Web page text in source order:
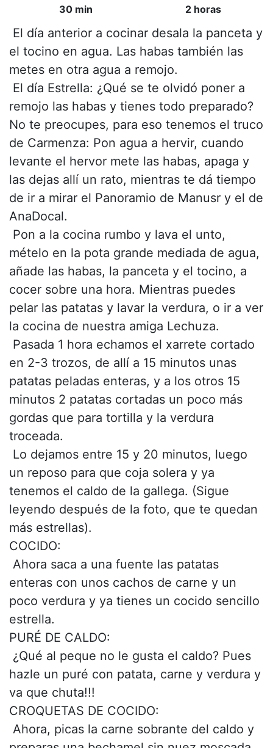
30 min
2 horas
 El día anterior a cocinar desala la panceta y
el tocino en agua. Las habas también las
metes en otra agua a remojo.
 El día Estrella: ¿Qué se te olvidó poner a
remojo las habas y tienes todo preparado?
No te preocupes, para eso tenemos el truco
de Carmenza: Pon agua a hervir, cuando
levante el hervor mete las habas, apaga y
las dejas allí un rato, mientras te dá tiempo
de ir a mirar el Panoramio de Manusr y el de
AnaDocal.
 Pon a la cocina rumbo y lava el unto,
mételo en la pota grande mediada de agua,
añade las habas, la panceta y el tocino, a
cocer sobre una hora. Mientras puedes
pelar las patatas y lavar la verdura, o ir a ver
la cocina de nuestra amiga Lechuza.
 Pasada 1 hora echamos el xarrete cortado
en 2-3 trozos, de allí a 15 minutos unas
patatas peladas enteras, y a los otros 15
minutos 2 patatas cortadas un poco más
gordas que para tortilla y la verdura
troceada.
 Lo dejamos entre 15 y 20 minutos, luego
un reposo para que coja solera y ya
tenemos el caldo de la gallega. (Sigue
leyendo después de la foto, que te quedan
más estrellas).
COCIDO:
 Ahora saca a una fuente las patatas
enteras con unos cachos de carne y un
poco verdura y ya tienes un cocido sencillo
estrella.
PURÉ DE CALDO:
 ¿Qué al peque no le gusta el caldo? Pues
hazle un puré con patata, carne y verdura y
va que chuta!!!
CROQUETAS DE COCIDO:
 Ahora, picas la carne sobrante del caldo y